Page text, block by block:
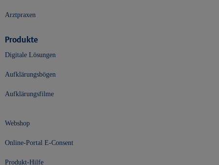
Arztpraxen
Produkte
Digitale Lösungen
Aufklärungsbögen
Aufklärungsfilme
Webshop
Online-Portal E-Consent
Produkt-Hilfe